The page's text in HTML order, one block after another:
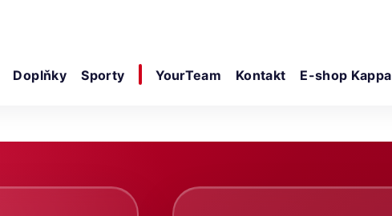
Doplňky Sporty YourTeam Kontakt E-shop Kappa